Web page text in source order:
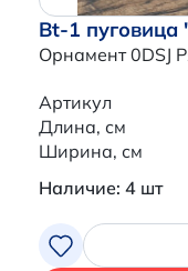
Bt-1 пуговица
Орнамент 0DSJ
Артикул
Длина, см
Ширина, см
Наличие: 4 шт